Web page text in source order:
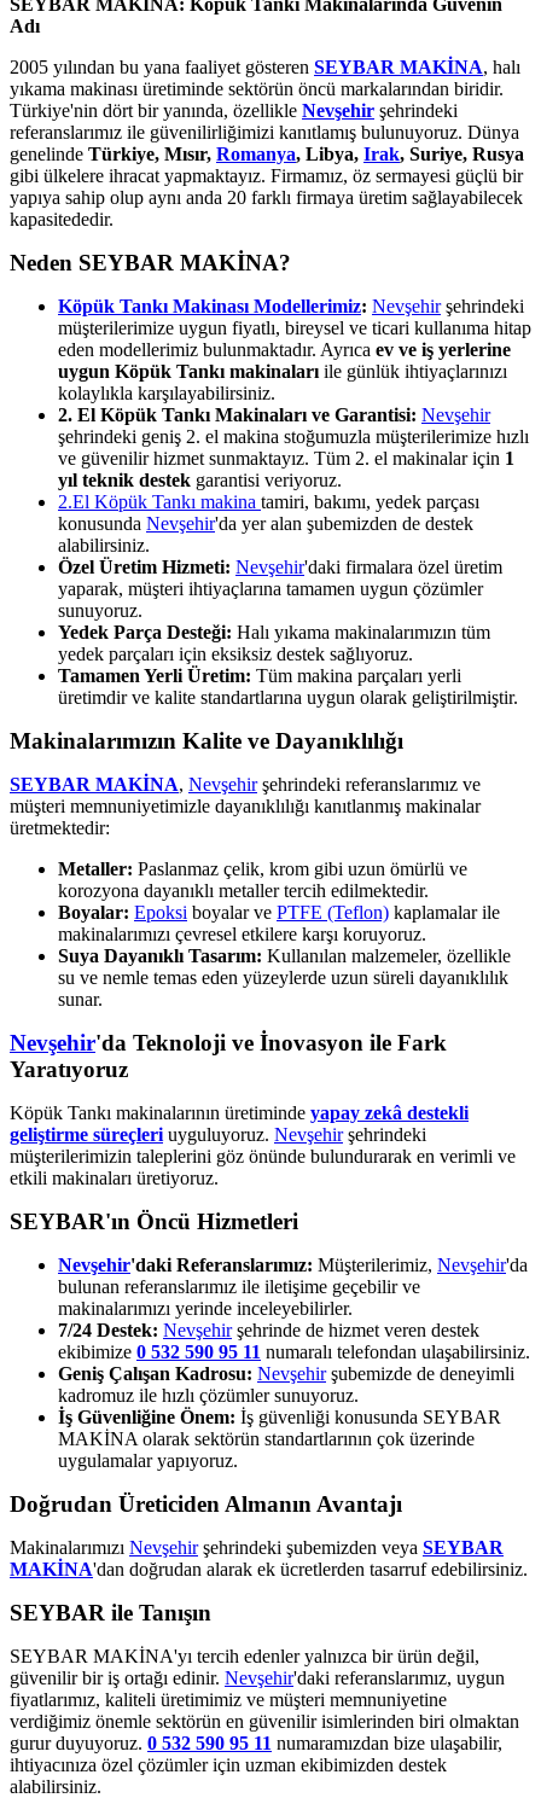
Adı
2005 yılından bu yana faaliyet gösteren SEYBAR MAKİNA, halı
yıkama makinası üretiminde sektörün öncü markalarından biridir.
Türkiye'nin dört bir yanında, özellikle Nevşehir şehrindeki
referanslarımız ile güvenilirliğimizi kanıtlamış bulunuyoruz. Dünya
genelinde Türkiye, Mısır, Romanya, Libya, Irak, Suriye, Rusya
gibi ülkelere ihracat yapmaktayız. Firmamız, öz sermayesi güçlü bir
yapıya sahip olup aynı anda 20 farklı firmaya üretim sağlayabilecek
kapasitededir.
Neden SEYBAR MAKİNA?
Köpük Tankı Makinası Modellerimiz: Nevşehirşehrindeki
müşterilerimize uygun fiyatlı, bireysel ve ticari kullanıma hitap
eden modellerimiz bulunmaktadır. Ayrıca ev ve iş yerlerine
uygun Köpük Tankı makinaları ile günlük ihtiyaçlarınızı
kolaylıkla karşılayabilirsiniz.
2. El Köpük Tankı Makinaları ve Garantisi: Nevşehir
şehrindeki geniş 2. el makina stoğumuzla müşterilerimize hızlı
ve güvenilir hizmet sunmaktayız. Tüm 2. el makinalar için 1
yıl teknik destek garantisi veriyoruz.
2.El Köpük Tankı makina tamiri, bakımı, yedek parçası
konusunda Nevşehir'da yer alan şubemizden de destek
alabilirsiniz.
Özel Üretim Hizmeti: Nevşehir'daki firmalara özel üretim
yaparak, müşteri ihtiyaçlarına tamamen uygun çözümler
sunuyoruz.
Yedek Parça Desteği: Halı yıkama makinalarımızın tüm
yedek parçaları için eksiksiz destek sağlıyoruz.
Tamamen Yerli Üretim: Tüm makina parçaları yerli
üretimdir ve kalite standartlarına uygun olarak geliştirilmiştir.
Makinalarımızın Kalite ve Dayanıklılığı
SEYBAR MAKİNA, Nevşehirşehrindeki referanslarımız ve
müşteri memnuniyetimizle dayanıklılığı kanıtlanmış makinalar
üretmektedir:
Metaller: Paslanmaz çelik, krom gibi uzun ömürlü ve
korozyona dayanıklı metaller tercih edilmektedir.
Boyalar: Epoksi boyalar ve PTFE (Teflon) kaplamalar ile
makinalarımızı çevresel etkilere karşı koruyoruz.
Suya Dayanıklı Tasarım: Kullanılan malzemeler, özellikle
su ve nemle temas eden yüzeylerde uzun süreli dayanıklılık
sunar.
Nevşehir'da Teknoloji ve İnovasyon ile Fark
Yaratıyoruz
Köpük Tankı makinalarının üretiminde yapay zekâ destekli
geliştirme süreçleri uyguluyoruz. Nevşehirşehrindeki
müşterilerimizin taleplerini göz önünde bulundurarak en verimli ve
etkili makinaları üretiyoruz.
SEYBAR'ın Öncü Hizmetleri
Nevşehir'daki Referanslarımız: Müşterilerimiz, Nevşehir'da
bulunan referanslarımız ile iletişime geçebilir ve
makinalarımızı yerinde inceleyebilirler.
7/24 Destek: Nevşehirşehrinde de hizmet veren destek
ekibimize 0 532 590 95 11 numaralı telefondan ulaşabilirsiniz.
Geniş Çalışan Kadrosu: Nevşehirşubemizde de deneyimli
kadromuz ile hızlı çözümler sunuyoruz.
İş Güvenliğine Önem: İş güvenliği konusunda SEYBAR
MAKİNA olarak sektörün standartlarının çok üzerinde
uygulamalar yapıyoruz.
Doğrudan Üreticiden Almanın Avantajı
Makinalarımızı Nevşehirşehrindeki şubemizden veya SEYBAR
MAKİNA'dan doğrudan alarak ek ücretlerden tasarruf edebilirsiniz.
SEYBAR ile Tanışın
SEYBAR MAKİNA'yı tercih edenler yalnızca bir ürün değil,
güvenilir bir iş ortağı edinir. Nevşehir'daki referanslarımız, uygun
fiyatlarımız, kaliteli üretimimiz ve müşteri memnuniyetine
verdiğimiz önemle sektörün en güvenilir isimlerinden biri olmaktan
gurur duyuyoruz. 0 532 590 95 11 numaramızdan bize ulaşabilir,
ihtiyacınıza özel çözümler için uzman ekibimizden destek
alabilirsiniz.